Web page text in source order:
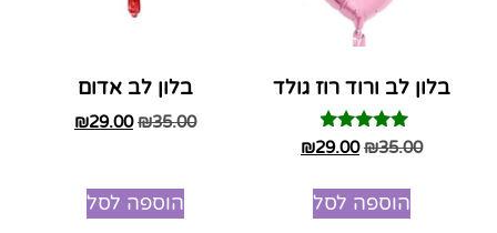
בלון לב ורוד רוז גולד
דורג
4.75
₪35.00
₪29.00
הוספה לסל
בלון לב אדום
₪35.00
₪29.00
הוספה לסל